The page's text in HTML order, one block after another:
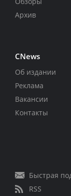
Архив
CNews
Об издании
Реклама
Вакансии
Контакты
Быстрая
RSS